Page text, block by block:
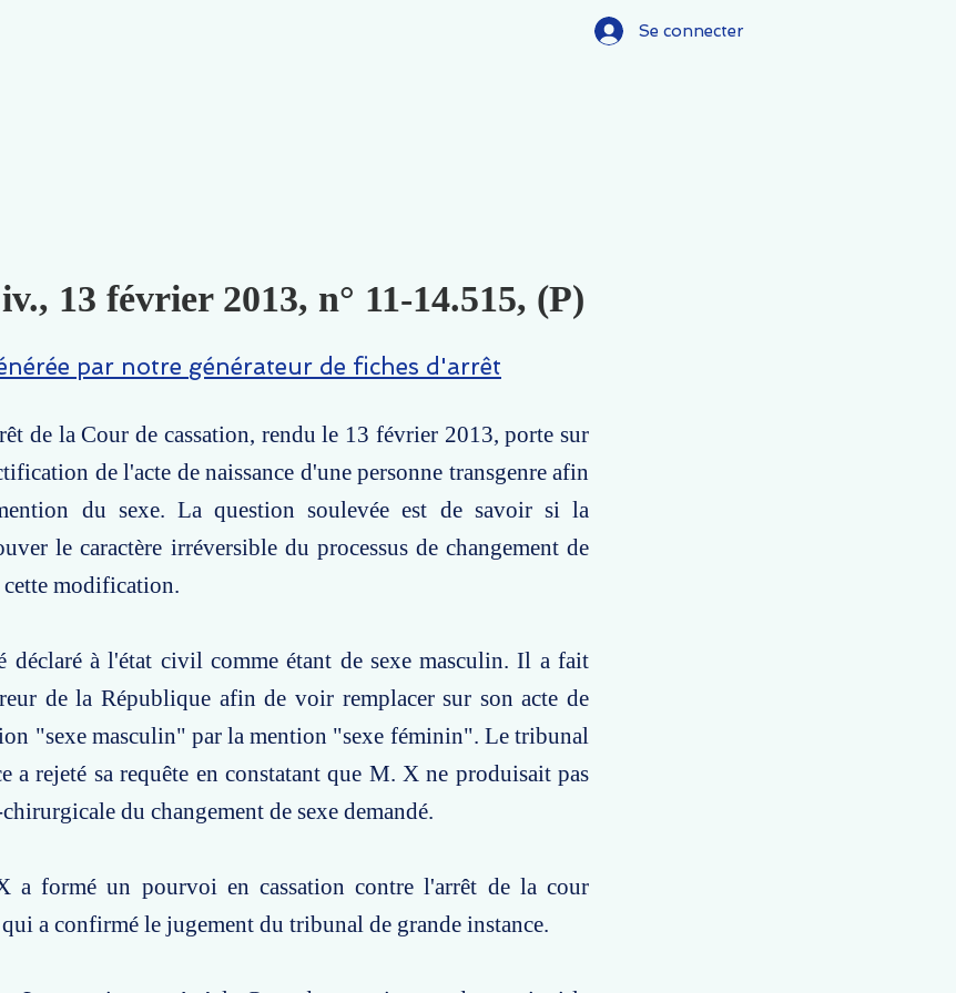
Se connecter
13 février 2013, n° 11-14.515, (P)
par notre générateur de fiches d'arrêt
de la Cour de cassation, rendu le 13 février 2013, porte sur
de l'acte de naissance d'une personne transgenre afin
du sexe. La question soulevée est de savoir si la
le caractère irréversible du processus de changement de
modification.
déclaré à l'état civil comme étant de sexe masculin. Il a fait
de la République afin de voir remplacer sur son acte de
"sexe masculin" par la mention "sexe féminin". Le tribunal
a rejeté sa requête en constatant que M. X ne produisait pas
du changement de sexe demandé.
a formé un pourvoi en cassation contre l'arrêt de la cour
a confirmé le jugement du tribunal de grande instance.